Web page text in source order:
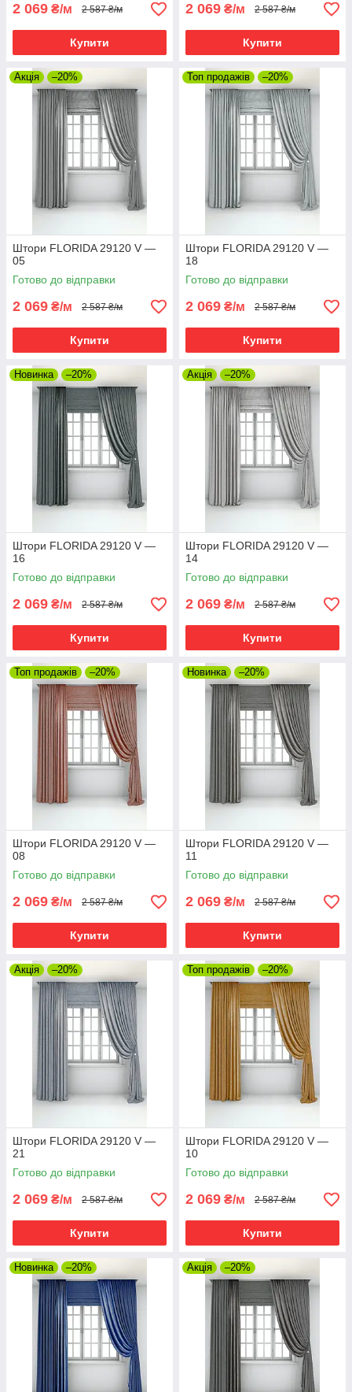
2 069 ₴/м 2 587 ₴/м
Купити
2 069 ₴/м 2 587 ₴/м
Купити
Акція –20%
Штори FLORIDA 29120 V —
05
Готово до відправки
2 069 ₴/м 2 587 ₴/м
Купити
Топ продажів –20%
Штори FLORIDA 29120 V —
18
Готово до відправки
2 069 ₴/м 2 587 ₴/м
Купити
Новинка –20%
Штори FLORIDA 29120 V —
16
Готово до відправки
2 069 ₴/м 2 587 ₴/м
Купити
Акція –20%
Штори FLORIDA 29120 V —
14
Готово до відправки
2 069 ₴/м 2 587 ₴/м
Купити
Топ продажів –20%
Штори FLORIDA 29120 V —
08
Готово до відправки
2 069 ₴/м 2 587 ₴/м
Купити
Новинка –20%
Штори FLORIDA 29120 V —
11
Готово до відправки
2 069 ₴/м 2 587 ₴/м
Купити
Акція –20%
Штори FLORIDA 29120 V —
21
Готово до відправки
2 069 ₴/м 2 587 ₴/м
Купити
Топ продажів –20%
Штори FLORIDA 29120 V —
10
Готово до відправки
2 069 ₴/м 2 587 ₴/м
Купити
Новинка –20% Акція –20%